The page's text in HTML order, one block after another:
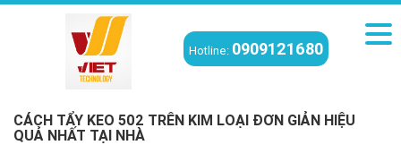
Hotline: 0909121680
Kiến thức
Cách tẩy keo 502 trên kim loại đơn giản hiệu quả
CÁCH TẨY KEO 502 TRÊN KIM LOẠI ĐƠN GIẢN HIỆU
QUẢ NHẤT TẠI NHÀ